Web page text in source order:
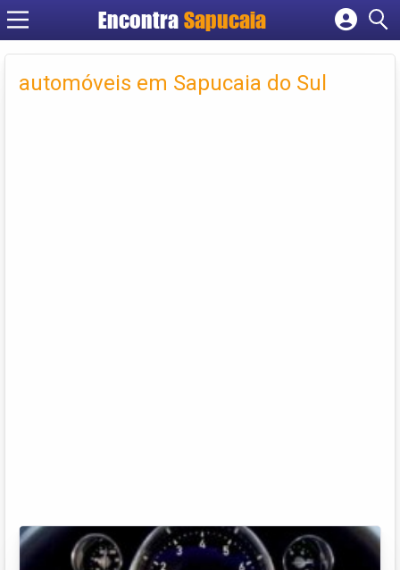
Encontra
Cadastrar empresa
Criar conta
automóveis em Sapucaia do Sul